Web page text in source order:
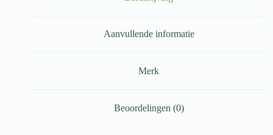
Aanvullende informatie
Merk
Beoordelingen (0)